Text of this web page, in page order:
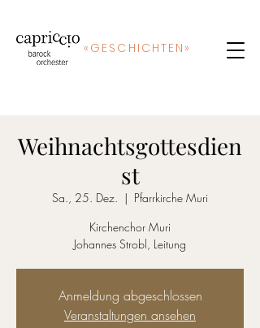
« GESCHICHTEN»
Weihnachtsgottesdien
st
Sa., 25. Dez.
  |
Pfarrkirche Muri
Kirchenchor Muri
Johannes Strobl, Leitung
Anmeldung abgeschlossen
Veranstaltungen ansehen